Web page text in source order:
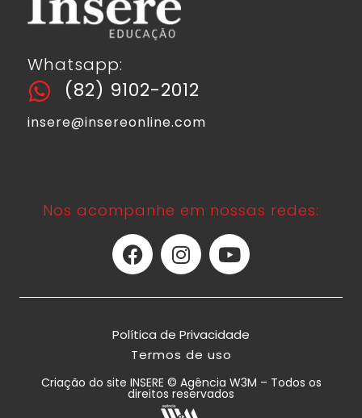
Whatsapp:
(82) 9102-2012
insere@insereonline.com
Nos acompanhe em nossas redes:
Política de Privacidade
Termos de uso
Criação do site INSERE © Agência W3M – Todos os
direitos reservados